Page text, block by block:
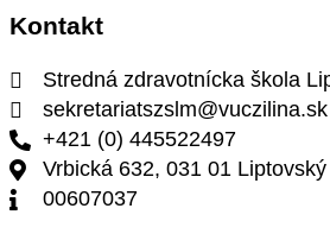
Kontakt
Stredná zdravotnícka škola
sekretariatszslm@vuczilina.sk
+421 (0) 445522497
Vrbická 632, 031 01
00607037